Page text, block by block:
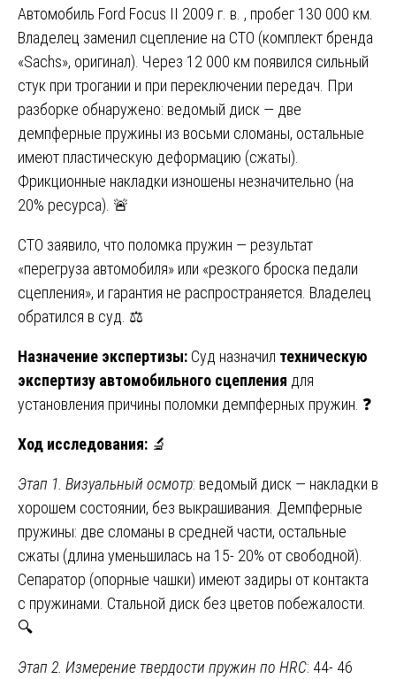
Автомобиль Ford Focus II 2009 г. в. , пробег 130 000 км.
Владелец заменил сцепление на СТО (комплект бренда
«Sachs», оригинал). Через 12 000 км появился сильный
стук при трогании и при переключении передач. При
разборке обнаружено: ведомый диск — две
демпферные пружины из восьми сломаны, остальные
имеют пластическую деформацию (сжаты).
Фрикционные накладки изношены незначительно (на
20% ресурса). 🚨
СТО заявило, что поломка пружин — результат
«перегруза автомобиля» или «резкого броска педали
сцепления», и гарантия не распространяется. Владелец
обратился в суд. ⚖️
Назначение экспертизы: Суд назначил техническую
экспертизу автомобильного сцепления для
установления причины поломки демпферных пружин. ❓
Ход исследования: 🔬
Этап 1. Визуальный осмотр: ведомый диск — накладки в
хорошем состоянии, без выкрашивания. Демпферные
пружины: две сломаны в средней части, остальные
сжаты (длина уменьшилась на 15- 20% от свободной).
Сепаратор (опорные чашки) имеют задиры от контакта
с пружинами. Стальной диск без цветов побежалости.
🔍
Этап 2. Измерение твердости пружин по HRC: 44- 46